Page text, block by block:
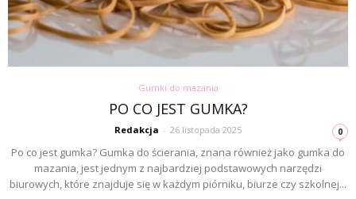
Gumki do mazania
PO CO JEST GUMKA?
Redakcja - 26 listopada 2025 0
Po co jest gumka? Gumka do ścierania, znana również jako gumka do
mazania, jest jednym z najbardziej podstawowych narzędzi
biurowych, które znajduje się w każdym piórniku, biurze czy szkolnej...